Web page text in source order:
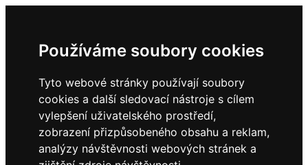
Používáme soubory cookies
Tyto webové stránky používají soubory
cookies a další sledovací nástroje s cílem
vylepšení uživatelského prostředí,
zobrazení přizpůsobeného obsahu a reklam,
analýzy návštěvnosti webových stránek a